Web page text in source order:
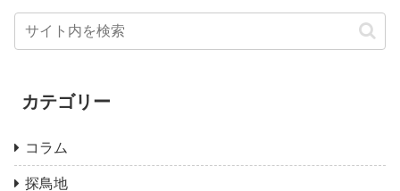
カテゴリー
コラム
探鳥地